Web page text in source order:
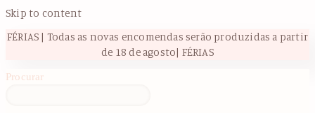
Skip to content
FÉRIAS | Todas as novas encomendas serão produzidas a partir
de 18 de agosto| FÉRIAS
Procurar